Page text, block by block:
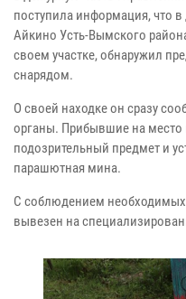
поступила информация, что
Айкино Усть-Вымского
своем участке, обнаружил
снарядом.
О своей находке он сразу
органы. Прибывшие на
подозрительный предмет и
парашютная мина.
С соблюдением
вывезен на